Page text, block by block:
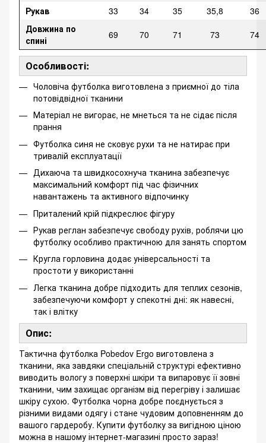
Рукав
33 34 35 35,8
36
Довжина по
спині
69 70 71 73 74
Особливості:
Чоловіча футболка виготовлена з приємної до тіла
потовідвідної тканини
Матеріал не вигорає, не мнеться та не сідає після
прання
Футболка синя не сковує рухи та не натирає при
тривалій експлуатації
Дихаюча та швидкосохнуча тканина забезпечує
максимальний комфорт під час фізичних
навантажень та активного відпочинку
Приталений крій підкреслює фігуру
Рукав реглан забезпечує свободу рухів, роблячи цю
футболку особливо практичною для занять спортом
Кругла горловина додає універсальності та
простоти у використанні
Легка тканина добре підходить для теплих сезонів,
забезпечуючи комфорт у спекотні дні: як навесні,
так і влітку
Опис:
Тактична футболка Pobedov Ergo виготовлена з
тканини, яка завдяки спеціальній структурі ефективно
виводить вологу з поверхні шкіри та випаровує її зовні
тканини, чим захищає організм від перегріву і залишає
шкіру сухою. Футболка чорна добре поєднується з
різними видами одягу і стане чудовим доповненням до
вашого гардеробу. Купити футболку за вигідною ціною
можна в нашому інтернет-магазині просто зараз!